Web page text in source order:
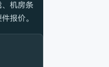
机房条
报价。